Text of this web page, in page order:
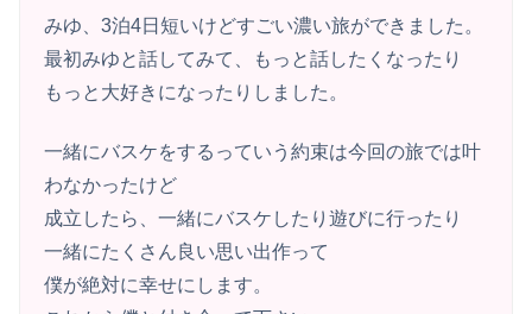
みゆ、3泊4日短いけどすごい濃い旅ができました。
最初みゆと話してみて、もっと話したくなったり
もっと大好きになったりしました。
一緒にバスケをするっていう約束は今回の旅では叶
わなかったけど
成立したら、一緒にバスケしたり遊びに行ったり
一緒にたくさん良い思い出作って
僕が絶対に幸せにします。